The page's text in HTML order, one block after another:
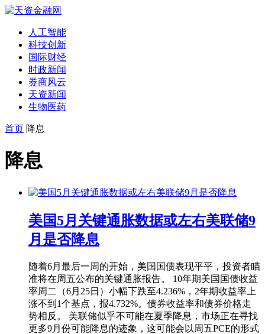
人工智能
科技创新
国际财经
时政新闻
券商风云
天资新闻
生物医药
首页 降息
降息
美国5月关键通胀数据或左右美联储9
月是否降息
随着6月最后一周的开始，美国国债表现平平，投资者瞄
准将在周五公布的关键通胀报告。 10年期美国国债收益
率周二（6月25日）小幅下跌至4.236%，2年期收益率上
涨不到1个基点，报4.732%。债券收益率和债券价格走
势相反。 美联储似乎不可能在夏季降息，市场正在寻找
更多9月份可能降息的迹象，这可能会以周五PCE的形式